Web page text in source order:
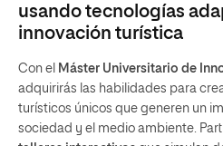
usando tecnologías
innovación turística
Con el Máster Universitario de
adquirirás las habilidades para
turísticos únicos que generen un
sociedad y el medio ambiente.